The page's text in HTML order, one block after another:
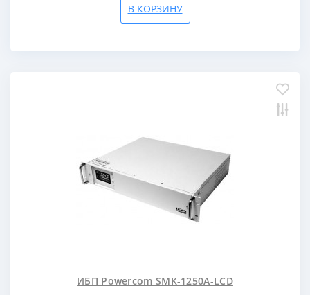
В КОРЗИНУ
ИБП Powercom SMK-1250A-LCD